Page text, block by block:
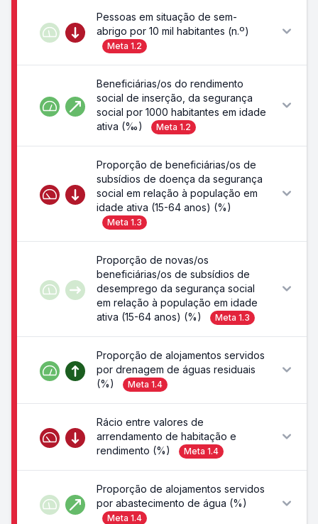
Pessoas em situação de sem-
abrigo por 10 mil habitantes (n.º)
Meta 1.2
Beneficiárias/os do rendimento
social de inserção, da segurança
social por 1000 habitantes em idade
ativa (‰)
Meta 1.2
Proporção de beneficiárias/os de
subsídios de doença da segurança
social em relação à população em
idade ativa (15-64 anos) (%)
Meta 1.3
Proporção de novas/os
beneficiárias/os de subsídios de
desemprego da segurança social
em relação à população em idade
ativa (15-64 anos) (%)
Meta 1.3
Proporção de alojamentos servidos
por drenagem de águas residuais
(%)
Meta 1.4
Rácio entre valores de
arrendamento de habitação e
rendimento (%)
Meta 1.4
Proporção de alojamentos servidos
por abastecimento de água (%)
Meta 1.4